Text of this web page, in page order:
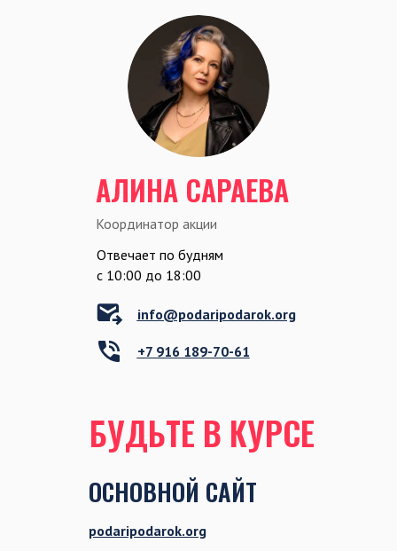
АЛИНА САРАЕВА
Отвечает по будням
c 10:00 до 18:00
Координатор акции
БУДЬТЕ В КУРСЕ
info@podaripodarok.org
+7 916 189-70-61
podaripodarok.org
ОСНОВНОЙ САЙТ